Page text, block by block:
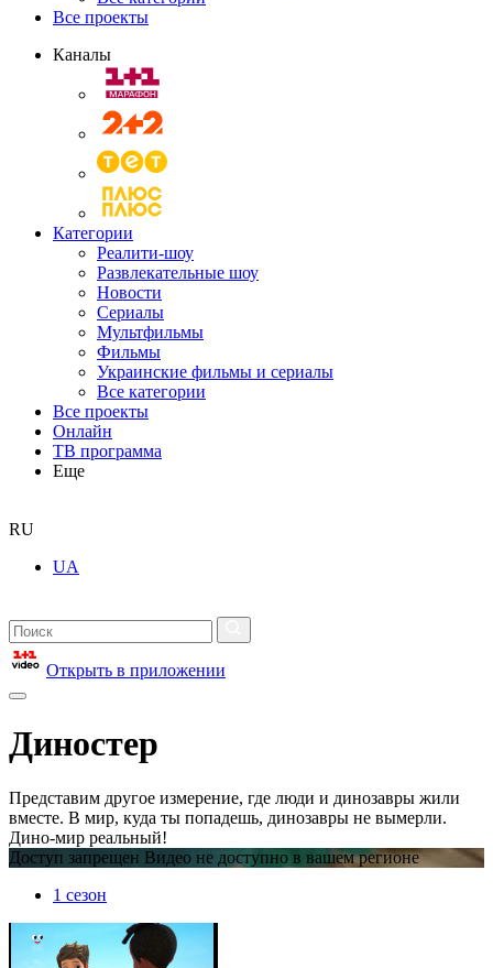
Все проекты
Каналы
Категории
Реалити-шоу
Развлекательные шоу
Новости
Сериалы
Мультфильмы
Фильмы
Украинские фильмы и сериалы
Все категории
Все проекты
Онлайн
ТВ программа
Еще
RU
UA
Открыть в приложении
Диностер
Представим другое измерение, где люди и динозавры жили
вместе. В мир, куда ты попадешь, динозавры не вымерли.
Дино-мир реальный!
Доступ запрещен Видео не доступно в вашем регионе
1 сезон